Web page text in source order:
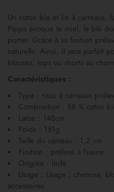
Un coton bio et lin à carreaux,
Pippa évoque le miel, le blé
porter. Grâce à sa finition
naturelle. Ainsi, il sera parfait
blouses, tops ou shorts au
Caractéristiques :
Type : tissu à carreaux
Composition : 88 % coton
Laize : 148cm
Poids : 151g
Taille du carreau : 1,2 cm
Finition : prélavé à l’usine
Origine : Inde
Usage : Usage : chemise,
accessoires